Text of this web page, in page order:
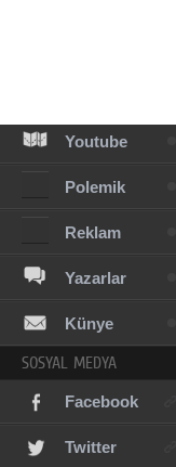
Youtube
Polemik
Reklam
Yazarlar
Künye
SOSYAL MEDYA
Facebook
Twitter